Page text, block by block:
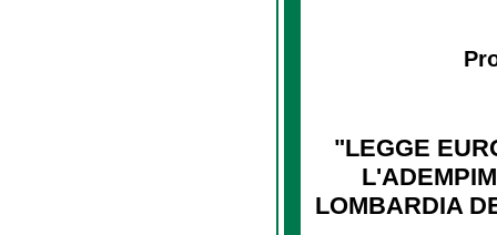
"LEGGE
LOMBARDIA